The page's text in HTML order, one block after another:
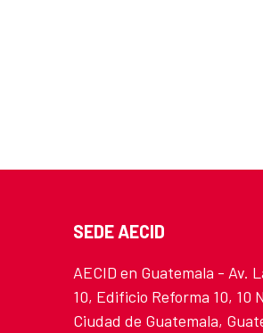
SEDE AECID
AECID en Guatemala - Av.
10, Edificio Reforma 10, 10
Ciudad de Guatemala,